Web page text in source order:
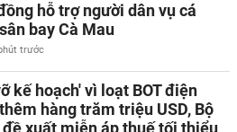
hỗ trợ người dân vụ cá
bay Cà Mau
trước
kế hoạch' vì loạt BOT điện
hàng trăm triệu USD, Bộ
xuất miễn áp thuế tối thiểu